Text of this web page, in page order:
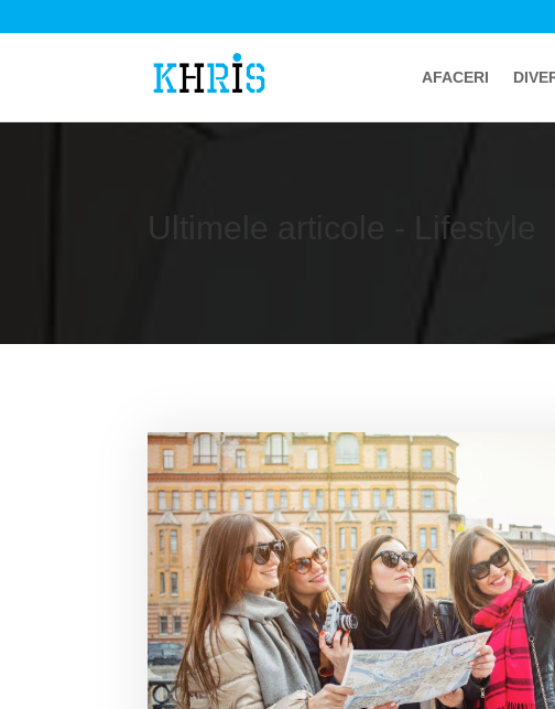
AFACERI
Ultimele articole - Lifestyle